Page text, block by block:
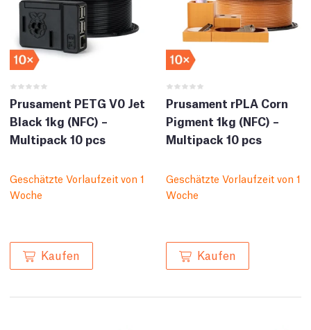
Prusament PETG V0 Jet
Black 1kg (NFC) –
Multipack 10 pcs
Geschätzte Vorlaufzeit von 1
Woche
Kaufen
Prusament rPLA Corn
Pigment 1kg (NFC) –
Multipack 10 pcs
Geschätzte Vorlaufzeit von 1
Woche
Kaufen